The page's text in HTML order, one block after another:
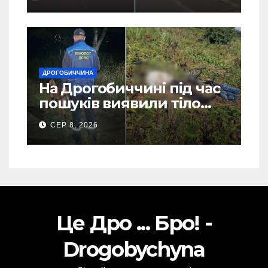
ДРОГОБИЧЧИНА
На Дрогобиччині під час
пошуків виявили тіло
зниклого чоловіка (Фото)
СЕР 8, 2026
Це Дро ... Бро! -
Drogobychyna